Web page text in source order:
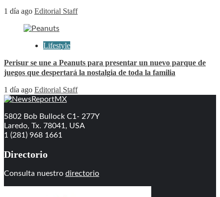
1 día ago Editorial Staff
Lifestyle
Perisur se une a Peanuts para presentar un nuevo parque de
juegos que despertará la nostalgia de toda la familia
1 día ago Editorial Staff
5802 Bob Bullock C1- 277Y
Laredo, Tx. 78041, USA
1 (281) 968 1661
Directorio
Consulta nuestro directorio